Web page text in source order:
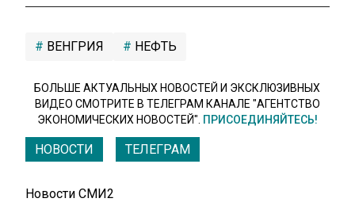
ВЕНГРИЯ НЕФТЬ
БОЛЬШЕ АКТУАЛЬНЫХ НОВОСТЕЙ И ЭКСКЛЮЗИВНЫХ
ВИДЕО СМОТРИТЕ В ТЕЛЕГРАМ КАНАЛЕ "АГЕНТСТВО
ЭКОНОМИЧЕСКИХ НОВОСТЕЙ". ПРИСОЕДИНЯЙТЕСЬ!
НОВОСТИ ТЕЛЕГРАМ
Новости СМИ2